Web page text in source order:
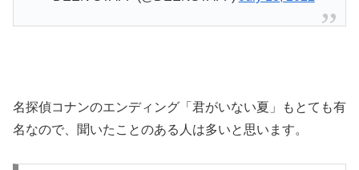
名探偵コナンのエンディング「君がいない夏」もとても有
名なので、聞いたことのある人は多いと思います。